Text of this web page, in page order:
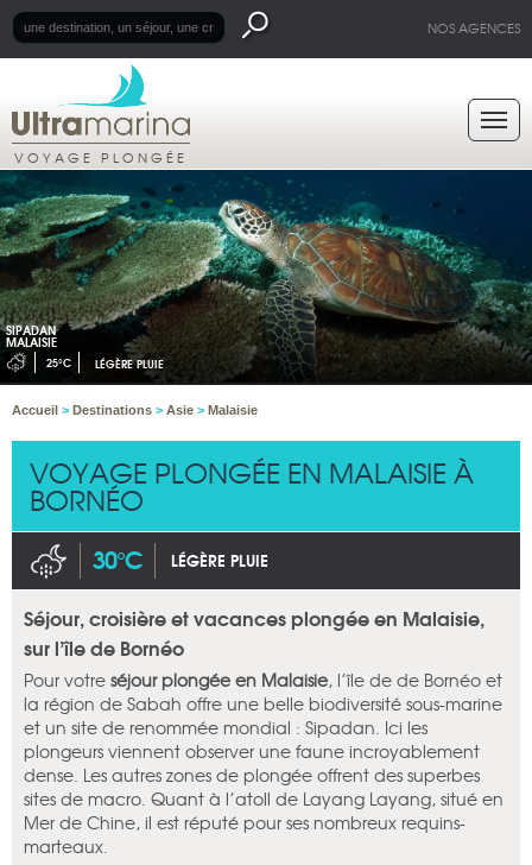
NOS AGENCES
VOYAGE PLONGÉE
SIPADAN
MALAISIE
25°C LÉGÈRE PLUIE
Accueil > Destinations > Asie > Malaisie
VOYAGE PLONGÉE EN MALAISIE À
BORNÉO
30°C LÉGÈRE PLUIE
Séjour, croisière et vacances plongée en Malaisie,
sur l’île de Bornéo
Pour votre séjour plongée en Malaisie, l’île de de Bornéo et
la région de Sabah offre une belle biodiversité sous-marine
et un site de renommée mondial : Sipadan. Ici les
plongeurs viennent observer une faune incroyablement
dense. Les autres zones de plongée offrent des superbes
sites de macro. Quant à l’atoll de Layang Layang, situé en
Mer de Chine, il est réputé pour ses nombreux requins-
marteaux.